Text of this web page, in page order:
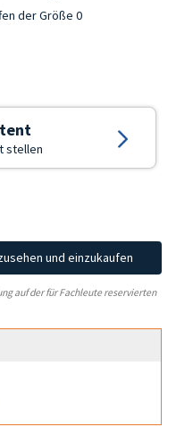
der Größe 0
stellen
und einzukaufen
auf der für Fachleute reservierten